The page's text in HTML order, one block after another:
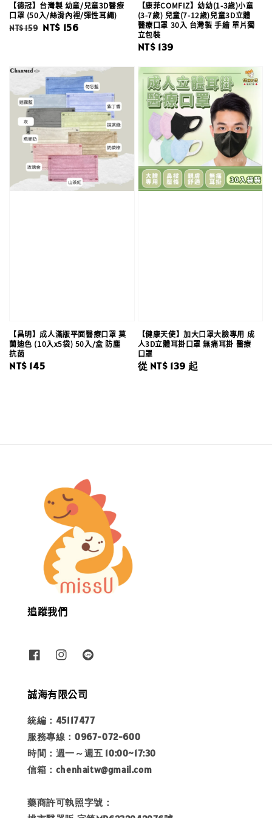
【德冠】台灣製 幼童/兒童3D醫療
口罩 (50入/絲滑內裡/彈性耳繩)
Regular
NT$ 159 Sale
NT$ 156
【康菲COMFIZ】幼幼(1-3歲)小童
(3-7歲) 兒童(7-12歲)兒童3D立體
醫療口罩 30入 台灣製 手繪 單片獨
立包裝
Regular
NT$ 139
【昌明】成人滿版平面醫療口罩 莫
蘭迪色 (10入x5袋) 50入/盒 防塵
抗菌
Regular
NT$ 145
【健康天使】加大口罩大臉專用 成
人3D立體耳掛口罩 無痛耳掛 醫療
口罩
Regular
從 NT$ 139 起
追蹤我們
誠海有限公司
統編：45117477
服務專線：0967-072-600
時間：週一～週五 10:00~17:30
信箱：chenhaitw@gmail.com
藥商許可執照字號：